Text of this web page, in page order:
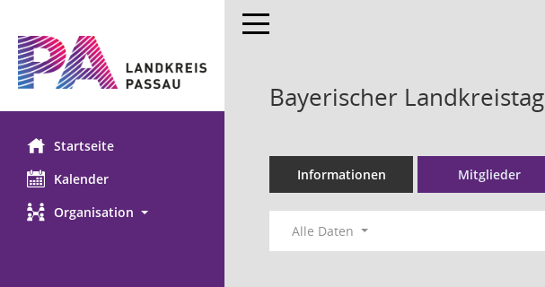
Startseite
Kalender
Organisation
Toggle navigation
Bayerischer Landkreistag
Informationen Mitglieder
Alle Daten